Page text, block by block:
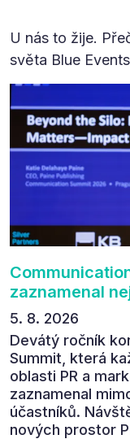
U nás to žije.
světa Blue
zaznamenal
5. 8. 2026
Devátý ročník
Summit, která
oblasti PR a
zaznamenal
účastníků.
nových prostor